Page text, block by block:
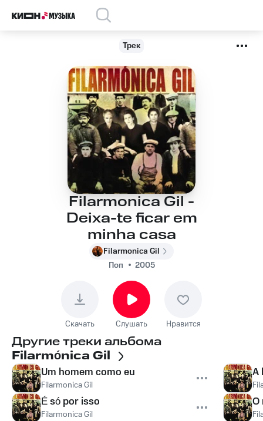
Трек
Filarmonica Gil -
Deixa-te ficar em
minha casa
Filarmonica Gil
Поп
2005
Скачать Слушать Нравится
Другие треки альбома
Filarmónica Gil
Um homem como eu
Filarmonica Gil
É só por isso
Filarmonica Gil
A
O